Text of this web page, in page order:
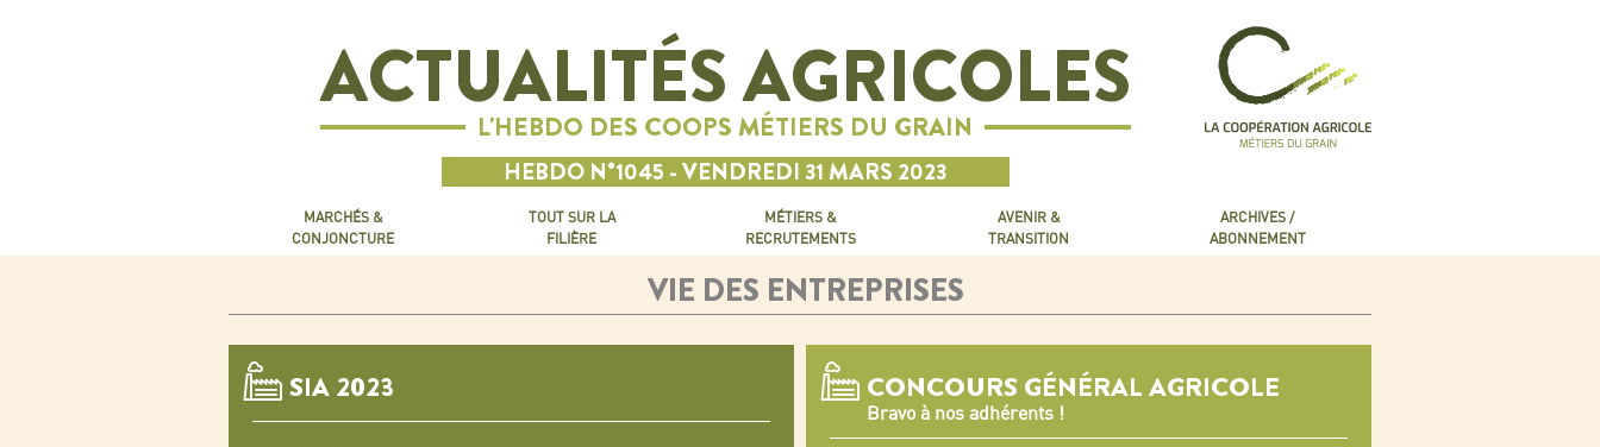
ACTUALITÉS AGRICOLES
L'HEBDO DES COOPS MÉTIERS DU GRAIN
HEBDO N°1045 - VENDREDI 31 MARS 2023
MARCHÉS &
CONJONCTURE
TOUT SUR LA
FILIÈRE
MÉTIERS &
RECRUTEMENTS
AVENIR &
TRANSITION
ARCHIVES /
ABONNEMENT
VIE DES ENTREPRISES
SIA 2023 CONCOURS GÉNÉRAL AGRICOLE
Bravo à nos adhérents !